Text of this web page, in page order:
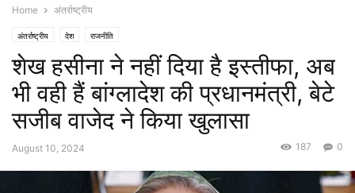
Home अंतर्राष्ट्रीय
अंतर्राष्ट्रीय देश राजनीति
शेख हसीना ने नहीं दिया है इस्तीफा, अब
भी वही हैं बांग्लादेश की प्रधानमंत्री, बेटे
सजीब वाजेद ने किया खुलासा
August 10, 2024 0
187